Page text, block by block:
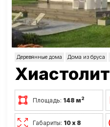
Деревянные дома Дома из бруса
Хиастолит
Площадь: 148 м2
Габариты: 10 х 8